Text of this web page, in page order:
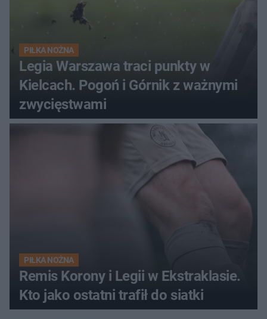
PIŁKA NOŻNA
Legia Warszawa traci punkty w
Kielcach. Pogoń i Górnik z ważnymi
zwycięstwami
PIŁKA NOŻNA
Remis Korony i Legii w Ekstraklasie.
Kto jako ostatni trafił do siatki